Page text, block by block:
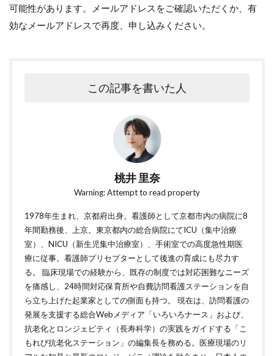
可能性があります。メールアドレスをご確認いただくか、有
効なメールアドレスで再度、申し込みください。
この記事を書いた人
桃井 里奈
Warning: Attempt to read property
1978年生まれ、京都府出身。看護師として京都市内の病院に8
年間勤務後、上京。東京都内の総合病院にてICU（集中治療
室）、NICU（新生児集中治療室）、手術室での高度急性期医
療に従事。看護師プリセプターとして後進の育成にも尽力す
る。 臨床現場での経験から、既存の制度では対応困難なニーズ
を痛感し、24時間対応保育所や自費訪問看護ステーションを自
ら立ち上げた起業家としての側面も持つ。 現在は、訪問看護の
発展を支援する総合Webメディア「いろいろナース」および、
抗老化とロンジェビティ（長寿科学）の実践をガイドする「こ
もれび抗老化ステーション」の編集長を務める。医療現場のリ